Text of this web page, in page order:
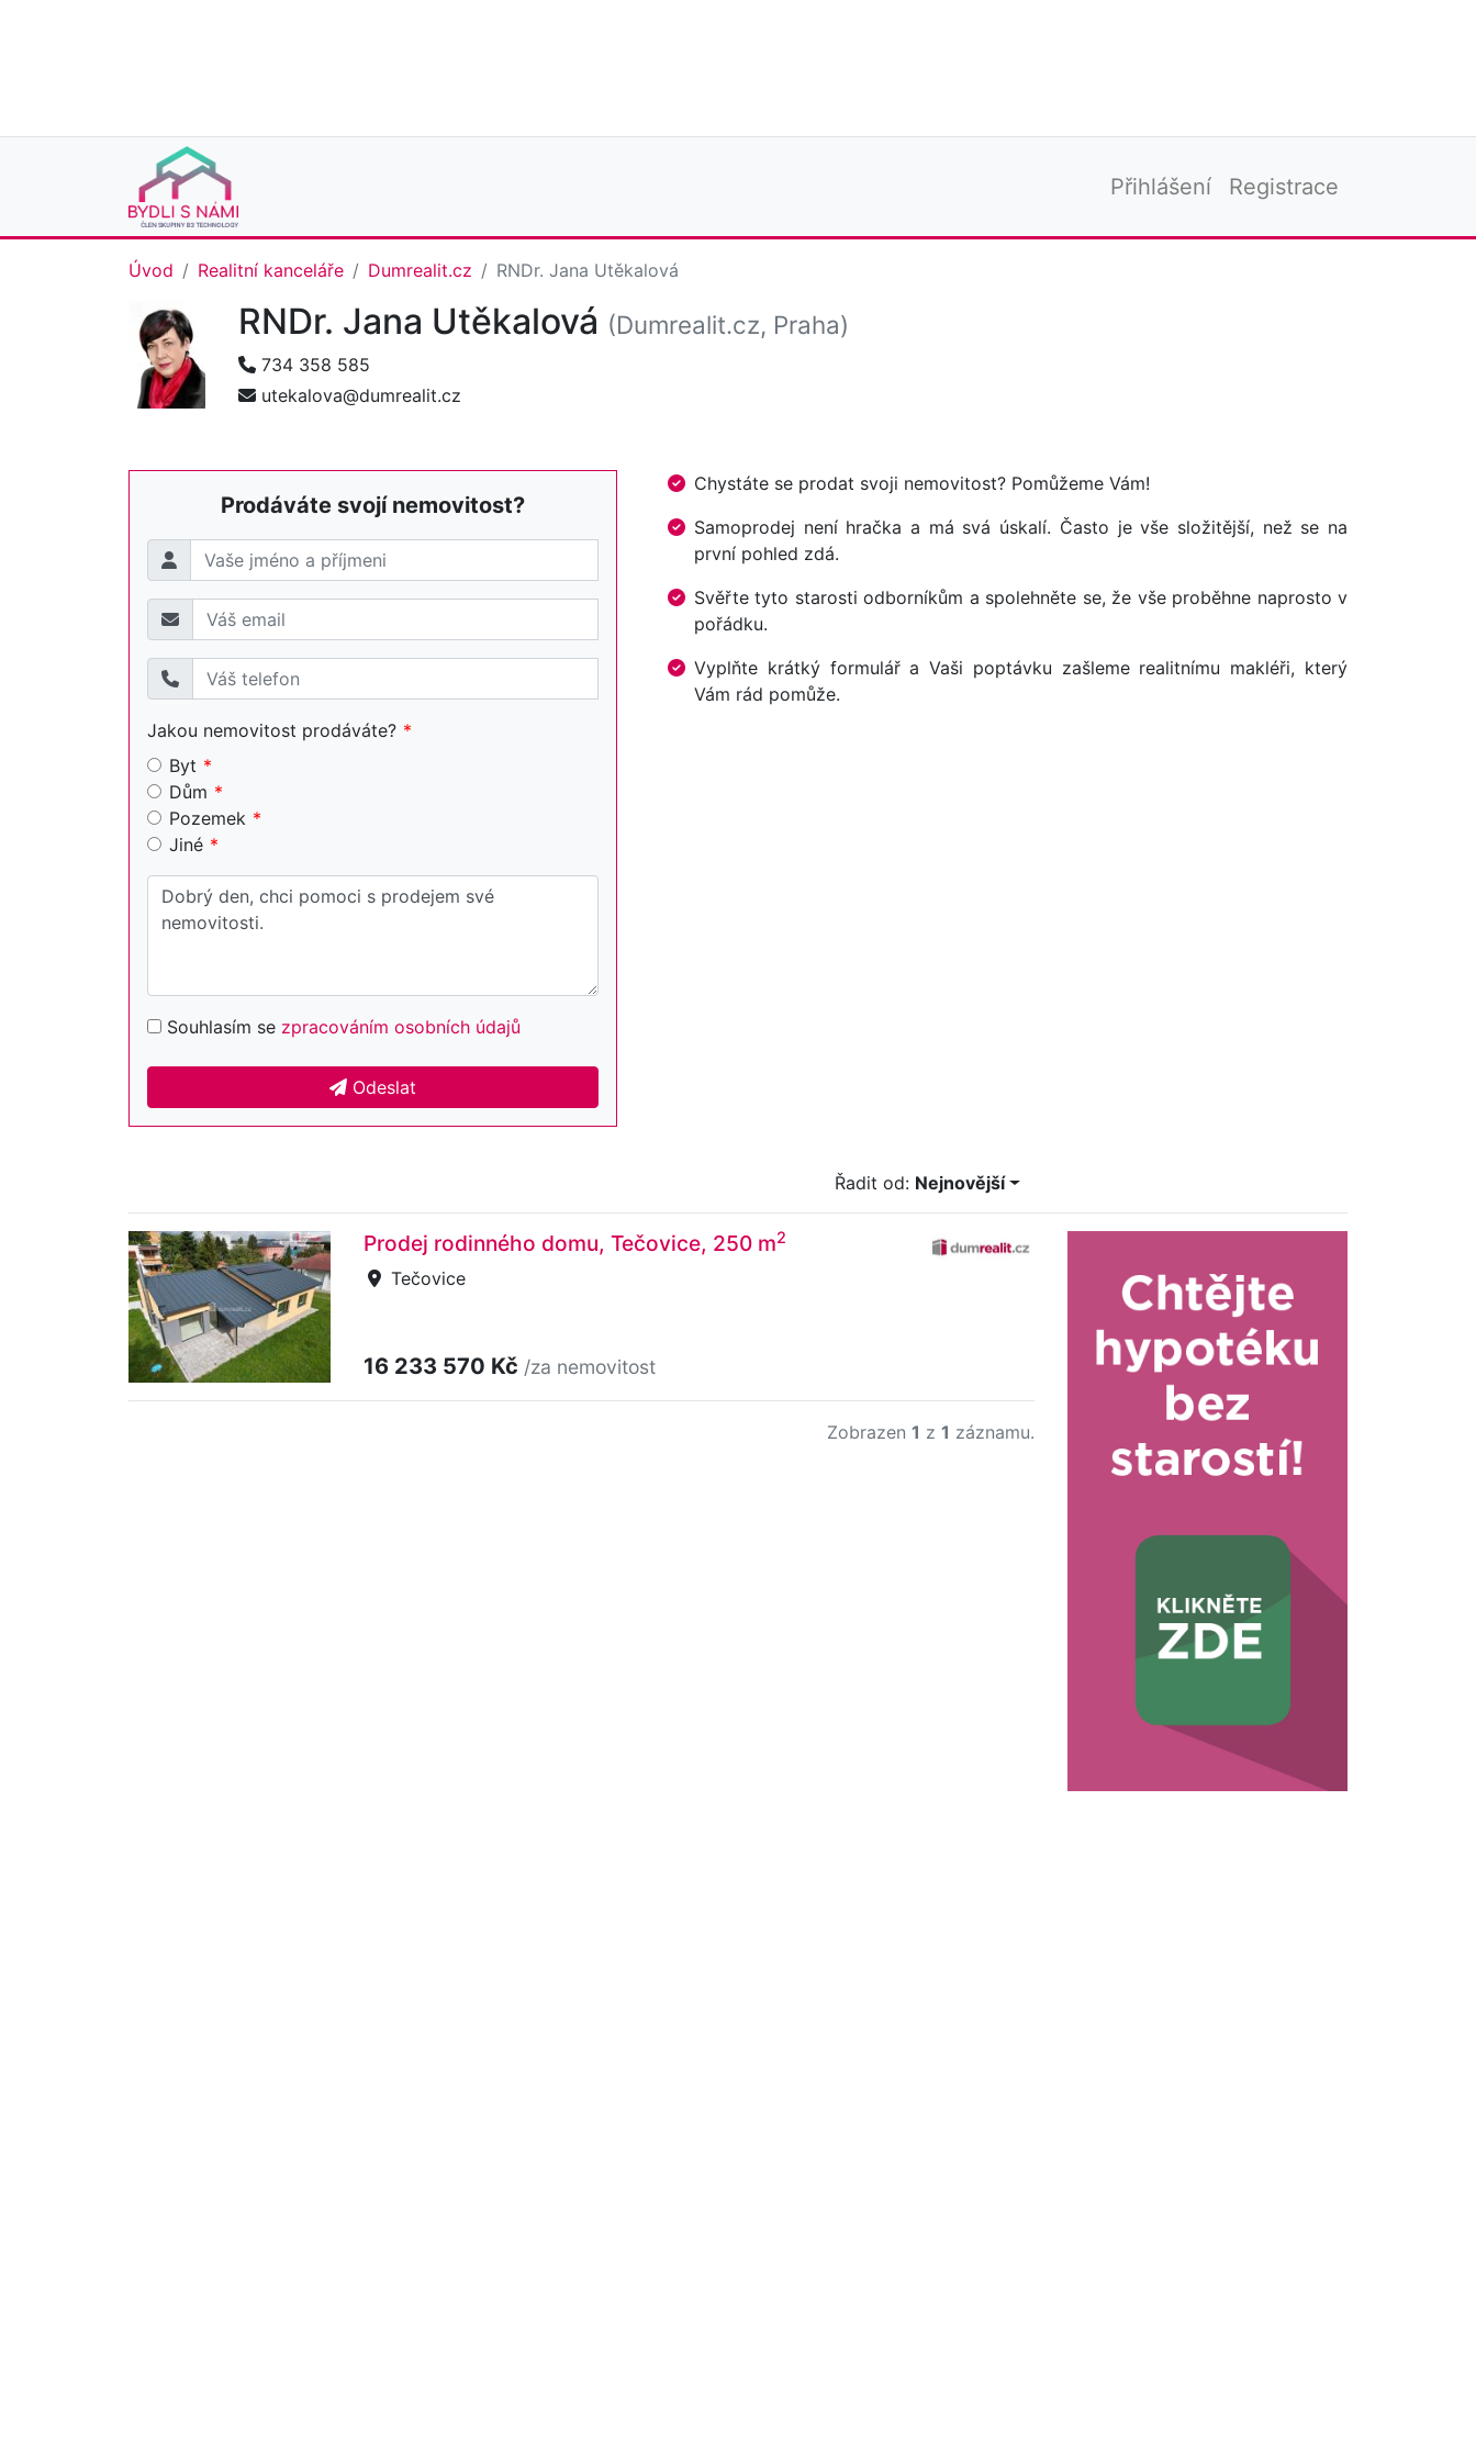
Přihlášení Registrace
Úvod Realitní kanceláře Dumrealit.cz RNDr. Jana Utěkalová
RNDr. Jana Utěkalová (Dumrealit.cz, Praha)
734 358 585
utekalova@dumrealit.cz
Prodáváte svojí nemovitost?
Jakou nemovitost prodáváte?
Byt
Dům
Pozemek
Jiné
Souhlasím se zpracováním osobních údajů
Odeslat
Chystáte se prodat svoji nemovitost? Pomůžeme Vám!
Samoprodej není hračka a má svá úskalí. Často je vše složitější, než se na
první pohled zdá.
Svěřte tyto starosti odborníkům a spolehněte se, že vše proběhne naprosto v
pořádku.
Vyplňte krátký formulář a Vaši poptávku zašleme realitnímu makléři, který
Vám rád pomůže.
Řadit od: Nejnovější
Prodej rodinného domu, Tečovice, 250 m2
Tečovice
16 233 570 Kč /za nemovitost
Zobrazen 1 z 1 záznamu.